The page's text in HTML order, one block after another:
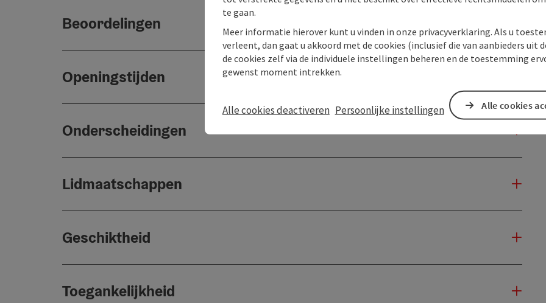
Beoordelingen
Openingstijden
Onderscheidingen
Lidmaatschappen
Geschiktheid
Toegankelijkheid
te gaan.
Meer informatie hierover kunt u vinden in onze privacyverklaring. Als u
verleent, dan gaat u akkoord met de cookies (inclusief die van aanbieders uit
de cookies zelf via de individuele instellingen beheren en de toestemming
gewenst moment intrekken.
Alle cookies deactiveren Persoonlijke instellingen Alle cookies